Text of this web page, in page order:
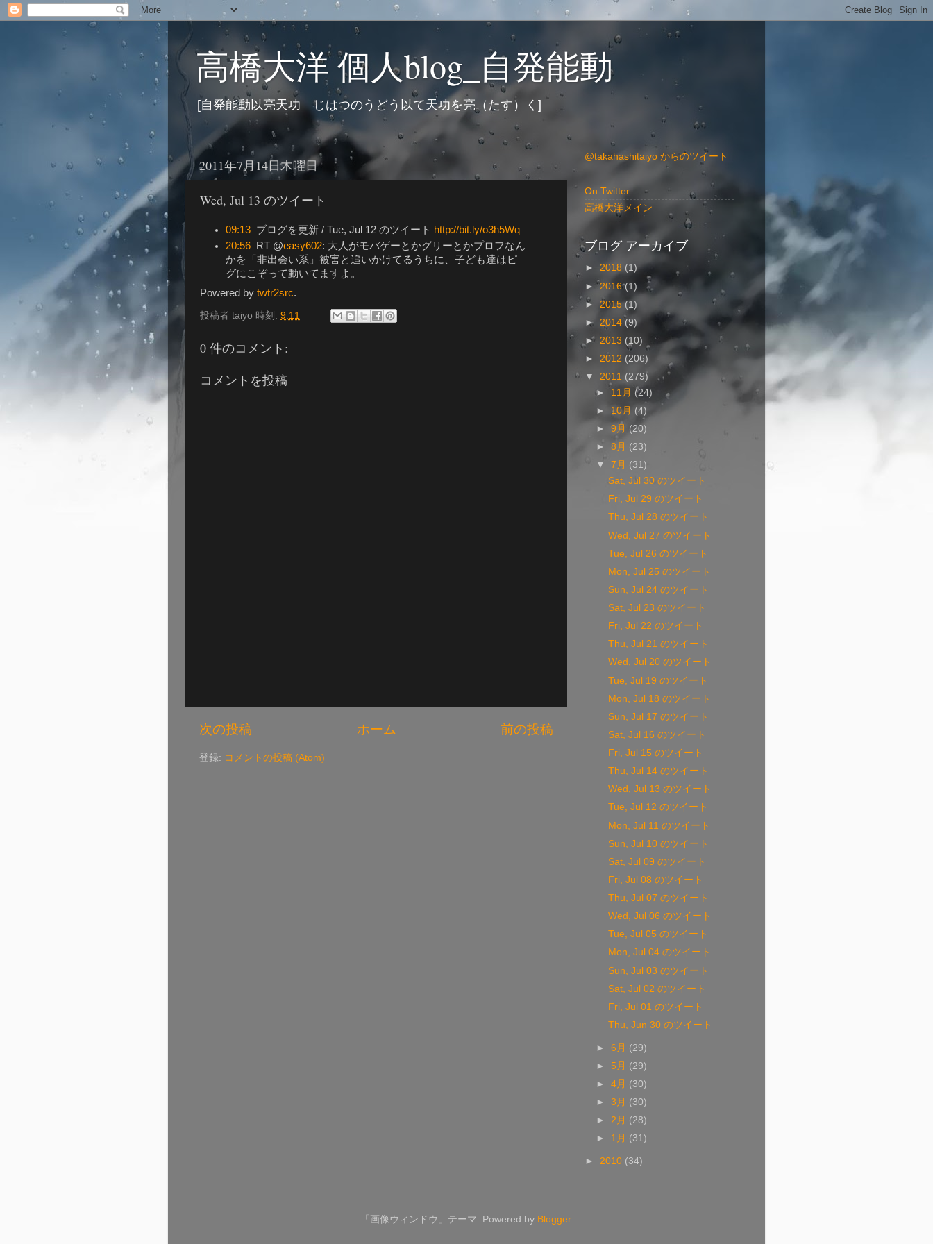
高橋大洋 個人blog_自発能動
[自発能動以亮天功 じはつのうどう以て天功を亮（たす）く]
2011年7月14日木曜日
Wed, Jul 13 のツイート
09:13 ブログを更新 / Tue, Jul 12 のツイート http://bit.ly/o3h5Wq
20:56
RT @easy602: 大人がモバゲーとかグリーとかプロフなん
かを「非出会い系」被害と追いかけてるうちに、子ども達はピ
グにこぞって動いてますよ。
Powered by twtr2src.
投稿者 taiyo 時刻: 9:11
0 件のコメント:
コメントを投稿
次の投稿 前の投稿
ホーム
登録: コメントの投稿 (Atom)
@takahashitaiyo からのツイート
On Twitter
高橋大洋メイン
ブログ アーカイブ
► 2018 (1)
►2016(1)
► 2015(1)
► 2014 (9)
► 2013 (10)
► 2012 (206)
▼ 2011 (279)
► 11月 (24)
► 10月 (4)
►9月 (20)
►8月 (23)
▼7月 (31)
Sat, Jul 30 のツイート
Fri, Jul 29 のツイート
Thu, Jul 28 のツイート
Wed, Jul 27 のツイート
Tue, Jul 26 のツイート
Mon, Jul 25 のツイート
Sun, Jul 24 のツイート
Sat, Jul 23 のツイート
Fri, Jul 22 のツイート
Thu, Jul 21 のツイート
Wed, Jul 20 のツイート
Tue, Jul 19 のツイート
Mon, Jul 18 のツイート
Sun, Jul 17 のツイート
Sat, Jul 16 のツイート
Fri, Jul 15 のツイート
Thu, Jul 14 のツイート
Wed, Jul 13 のツイート
Tue, Jul 12 のツイート
Mon, Jul 11 のツイート
Sun, Jul 10 のツイート
Sat, Jul 09 のツイート
Fri, Jul 08 のツイート
Thu, Jul 07 のツイート
Wed, Jul 06 のツイート
Tue, Jul 05 のツイート
Mon, Jul 04 のツイート
Sun, Jul 03 のツイート
Sat, Jul 02 のツイート
Fri, Jul 01 のツイート
Thu, Jun 30 のツイート
►6月 (29)
► 5月 (29)
►4月 (30)
►3月 (30)
►2月 (28)
► 1月 (31)
► 2010 (34)
「画像ウィンドウ」テーマ. Powered by Blogger.